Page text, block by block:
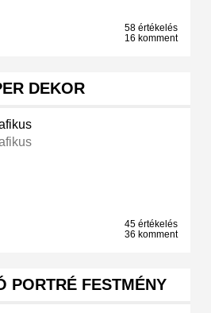
58 értékelés
16 komment
DEKOR
45 értékelés
36 komment
PORTRÉ FESTMÉNY